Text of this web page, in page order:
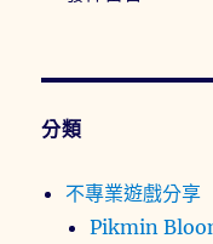
分類
不專業遊戲分享
Pikmin